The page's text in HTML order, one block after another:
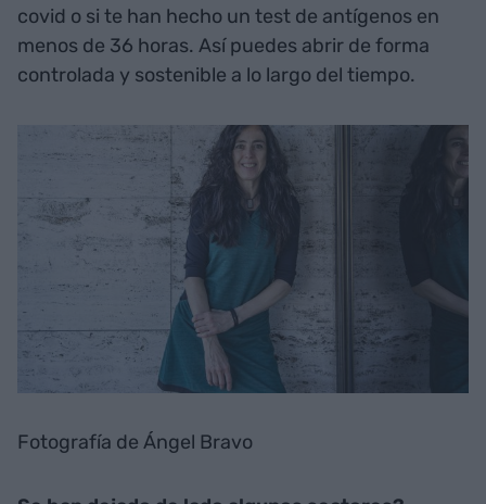
covid o si te han hecho un test de antígenos en
menos de 36 horas. Así puedes abrir de forma
controlada y sostenible a lo largo del tiempo.
Fotografía de Ángel Bravo